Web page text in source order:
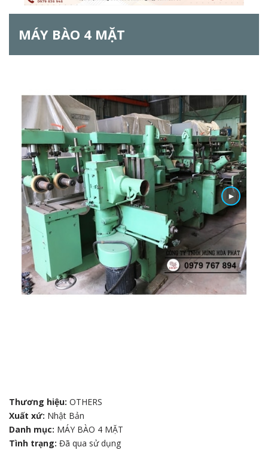
ẫ
m
m
MÁY BÀO 4 MẶT
►
Thương hiệu: OTHERS
Xuất xứ: Nhật Bản
Danh mục: MÁY BÀO 4 MẶT
Tình trạng: Đã qua sử dụng